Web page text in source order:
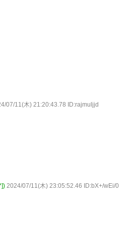
07/11(木) 21:20:43.78 ID:rajmuljjd
2024/07/11(木) 23:05:52.46 ID:bX+/wEi/0